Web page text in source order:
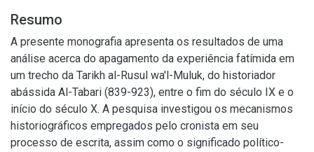
Resumo
A presente monografia apresenta os resultados de uma
análise acerca do apagamento da experiência fatímida em
um trecho da Tarikh al-Rusul wa'l-Muluk, do historiador
abássida Al-Tabari (839-923), entre o fim do século IX e o
início do século X. A pesquisa investigou os mecanismos
historiográficos empregados pelo cronista em seu
processo de escrita, assim como o significado político-